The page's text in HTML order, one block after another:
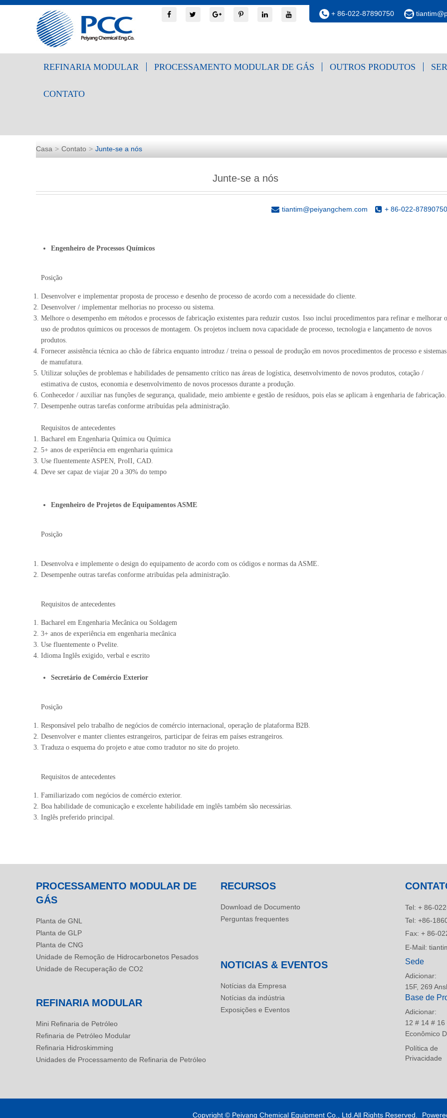
+ 86-022-87890750
REFINARIA MODULAR PROCESSAMENTO MODULAR DE GÁS OUTROS PRODUTOS
CONTATO
Casa Contato Junte-se a nós
Junte-se a nós
+ 86-022-87890750
tiantim@peiyangchem.com
Engenheiro de Processos Químicos
Posição
Desenvolver e implementar proposta de processo e desenho de processo de acordo com a necessidade do cliente.
Desenvolver / implementar melhorias no processo ou sistema.
Melhore o desempenho em métodos e processos de fabricação existentes para reduzir custos. Isso inclui procedimentos para refinar e melhorar o
uso de produtos químicos ou processos de montagem. Os projetos incluem nova capacidade de processo, tecnologia e lançamento de novos
produtos.
Fornecer assistência técnica ao chão de fábrica enquanto introduz / treina o pessoal de produção em novos procedimentos de processo e sistemas
de manufatura.
Utilizar soluções de problemas e habilidades de pensamento crítico nas áreas de logística, desenvolvimento de novos produtos, cotação /
estimativa de custos, economia e desenvolvimento de novos processos durante a produção.
Conhecedor / auxiliar nas funções de segurança, qualidade, meio ambiente e gestão de resíduos, pois elas se aplicam à engenharia de fabricação.
Desempenhe outras tarefas conforme atribuídas pela administração.
Requisitos de antecedentes
Bacharel em Engenharia Química ou Química
5+ anos de experiência em engenharia química
Use fluentemente ASPEN, ProII, CAD.
Deve ser capaz de viajar 20 a 30% do tempo
Engenheiro de Projetos de Equipamentos ASME
Posição
Desenvolva e implemente o design do equipamento de acordo com os códigos e normas da ASME.
Desempenhe outras tarefas conforme atribuídas pela administração.
Requisitos de antecedentes
Bacharel em Engenharia Mecânica ou Soldagem
3+ anos de experiência em engenharia mecânica
Use fluentemente o Pvelite.
Idioma Inglês exigido, verbal e escrito
Secretário de Comércio Exterior
Posição
Responsável pelo trabalho de negócios de comércio internacional, operação de plataforma B2B.
Desenvolver e manter clientes estrangeiros, participar de feiras em países estrangeiros.
Traduza o esquema do projeto e atue como tradutor no site do projeto.
Requisitos de antecedentes
Familiarizado com negócios de comércio exterior.
Boa habilidade de comunicação e excelente habilidade em inglês também são necessárias.
Inglês preferido principal.
PROCESSAMENTO MODULAR DE
GÁS
Planta de GNL
Planta de GLP
Planta de CNG
Unidade de Remoção de Hidrocarbonetos Pesados
Unidade de Recuperação de CO2
REFINARIA MODULAR
Mini Refinaria de Petróleo
Refinaria de Petróleo Modular
Refinaria Hidroskimming
Unidades de Processamento de Refinaria de Petróleo
RECURSOS
Download de Documento
Perguntas frequentes
NOTICIAS & EVENTOS
Notícias da Empresa
Notícias da indústria
Exposições e Eventos
Tel: + 86-
Tel: +86-
Fax: + 86-
E-Mail:
Sede
Adicionar:
15F, 269
Base de
Adicionar:
12 # 14 #
Econômico
Política de
Privacidade
Copyright © Peiyang Chemical Equipment Co., Ltd.All Rights Reserved.